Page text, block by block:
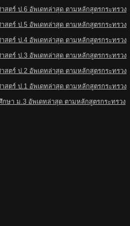
สตร์ ป.6 อัพเดทล่าสุด ตามหลักสูตรกระทรวง
สตร์ ป.5 อัพเดทล่าสุด ตามหลักสูตรกระทรวง
สตร์ ป.4 อัพเดทล่าสุด ตามหลักสูตรกระทรวง
สตร์ ป.3 อัพเดทล่าสุด ตามหลักสูตรกระทรวง
สตร์ ป.2 อัพเดทล่าสุด ตามหลักสูตรกระทรวง
สตร์ ป.1 อัพเดทล่าสุด ตามหลักสูตรกระทรวง
กษา ม.3 อัพเดทล่าสุด ตามหลักสูตรกระทรวง